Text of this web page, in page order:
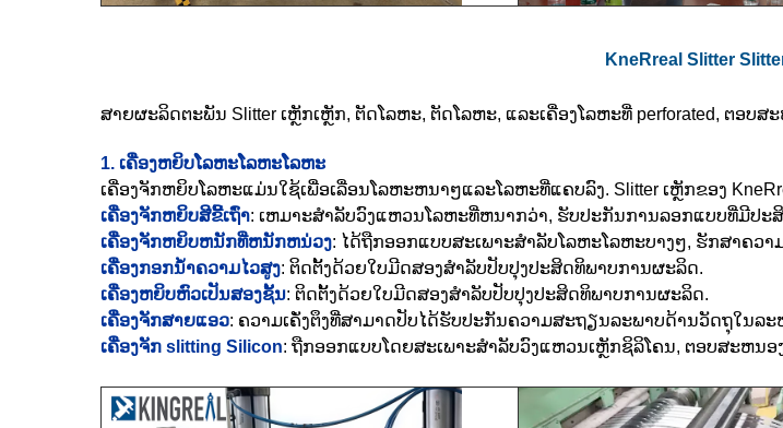
KneRreal Slitter
ສາຍຜະລິດຕະພັນ Slitter ເຫຼັກເຫຼັກ, ຕັດໂລຫະ, ຕັດໂລຫະ, ແລະເຄື່ອງໂລຫະທີ່ perforated, ຕອ
1. ເຄື່ອງຫຍິບໂລຫະໂລຫະໂລຫະ
ເຄື່ອງຈັກຫຍິບໂລຫະແມ່ນໃຊ້ເພື່ອເລື່ອນໂລຫະຫນາໆແລະໂລຫະທີ່ແຄບລົງ. Slitter ເຫຼັກຂອງ
ເຄື່ອງຈັກຫຍິບສີຂີ້ເຖົ່າ: ເຫມາະສໍາລັບວົງແຫວນໂລຫະທີ່ຫນາກວ່າ, ຮັບປະກັນການລອກແບບທີ່ມີປະ
ເຄື່ອງຈັກຫຍິບຫນັກທີ່ຫນັກຫນ່ວງ: ໄດ້ຖືກອອກແບບສະເພາະສໍາລັບໂລຫະໂລຫະບາງໆ, ຮັກສາຄວ
ເຄື່ອງກອກນ້ໍາຄວາມໄວສູງ: ຕິດຕັ້ງດ້ວຍໃບມີດສອງສໍາລັບປັບປຸງປະສິດທິພາບການຜະລິດ.
ເຄື່ອງຫຍິບຫົວເປັນສອງຊັ້ນ: ຕິດຕັ້ງດ້ວຍໃບມີດສອງສໍາລັບປັບປຸງປະສິດທິພາບການຜະລິດ.
ເຄື່ອງຈັກສາຍແອວ: ຄວາມເຄັ່ງຕຶງທີ່ສາມາດປັບໄດ້ຮັບປະກັນຄວາມສະຖຽນລະພາບດ້ານວັດຖຸໃນລະ
ເຄື່ອງຈັກ slitting Silicon: ຖືກອອກແບບໂດຍສະເພາະສໍາລັບວົງແຫວນເຫຼັກຊິລິໂຄນ, ຕອບສະຫນ